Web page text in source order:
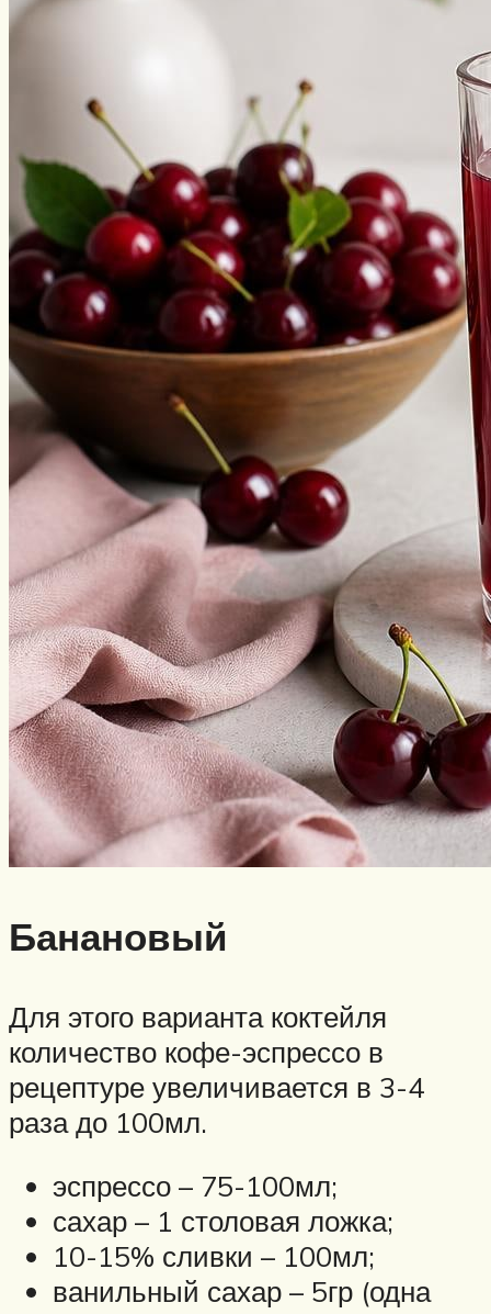
Банановый
Для этого варианта коктейля
количество кофе-эспрессо в
рецептуре увеличивается в 3-4
раза до 100мл.
эспрессо – 75-100мл;
сахар – 1 столовая ложка;
10-15% сливки – 100мл;
ванильный сахар – 5гр (одна